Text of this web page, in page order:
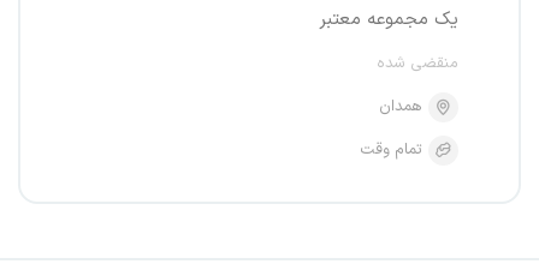
یک مجموعه معتبر
منقضی شده
همدان
تمام وقت